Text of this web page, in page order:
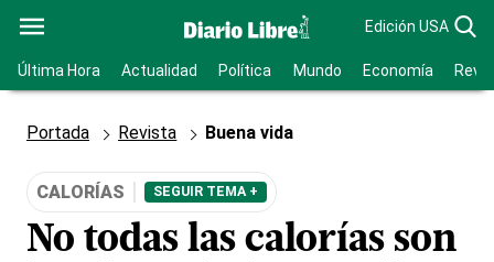
Edición USA
Última Hora Actualidad Política Mundo Economía
Portada Revista Buena vida
CALORÍAS SEGUIR TEMA +
No todas las calorías son